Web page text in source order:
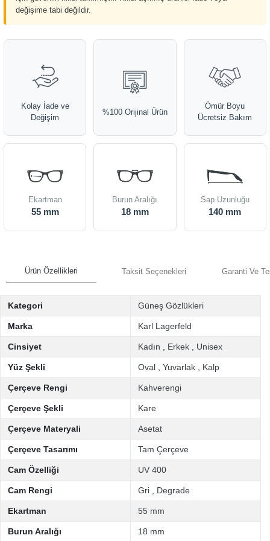
değişime tabi değildir.
Kolay İade ve
Değişim
%100 Orijinal Ürün
Ömür Boyu
Ücretsiz Bakım
Ekartman
55 mm
Burun Aralığı
18 mm
Sap Uzunluğu
140 mm
Ürün Özellikleri Taksit Seçenekleri Garanti Ve
Kategori Güneş Gözlükleri
Marka Karl Lagerfeld
Cinsiyet Kadın Erkek Unisex
Yüz Şekli Oval Yuvarlak Kalp
Çerçeve Rengi Kahverengi
Çerçeve Şekli Kare
Çerçeve Materyali Asetat
Çerçeve Tasarımı Tam Çerçeve
Cam Özelliği UV 400
Cam Rengi Gri Degrade
Ekartman 55 mm
Burun Aralığı 18 mm